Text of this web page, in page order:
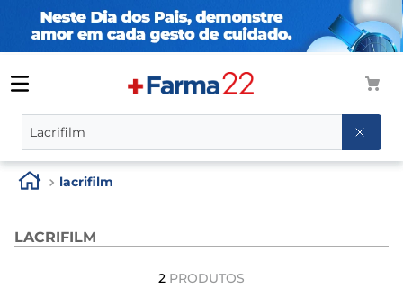
lacrifilm
LACRIFILM
2 PRODUTOS